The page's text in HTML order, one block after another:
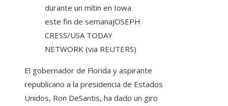
durante un mítin en Iowa
este fin de semanaJOSEPH
CRESS/USA TODAY
NETWORK (via REUTERS)
El gobernador de Florida y aspirante
republicano a la presidencia de Estados
Unidos, Ron DeSantis, ha dado un giro